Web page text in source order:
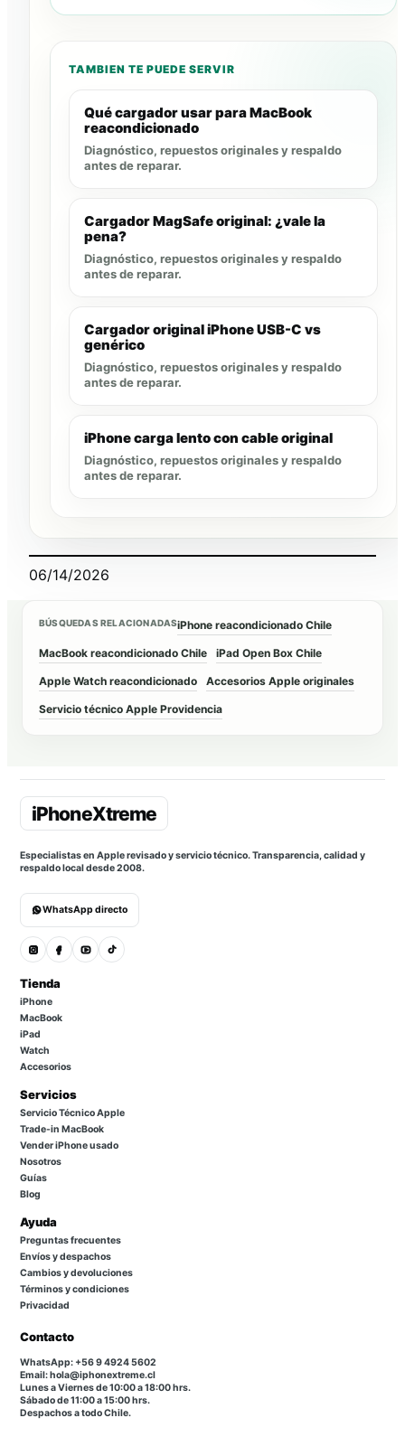
TAMBIEN TE PUEDE SERVIR
Qué cargador usar para MacBook
reacondicionado
Diagnóstico, repuestos originales y respaldo
antes de reparar.
Cargador MagSafe original: ¿vale la
pena?
Diagnóstico, repuestos originales y respaldo
antes de reparar.
Cargador original iPhone USB-C vs
genérico
Diagnóstico, repuestos originales y respaldo
antes de reparar.
iPhone carga lento con cable original
Diagnóstico, repuestos originales y respaldo
antes de reparar.
06/14/2026
BÚSQUEDAS RELACIONADASiPhone reacondicionado Chile
MacBook reacondicionado Chile iPad Open Box Chile
Apple Watch reacondicionado Accesorios Apple originales
Servicio técnico Apple Providencia
Especialistas en Apple revisado y servicio técnico. Transparencia, calidad y
respaldo local desde 2008.
WhatsApp directo
Tienda
iPhone
MacBook
iPad
Watch
Accesorios
Servicios
Servicio Técnico Apple
Trade-in MacBook
Vender iPhone usado
Nosotros
Guías
Blog
Ayuda
Preguntas frecuentes
Envíos y despachos
Cambios y devoluciones
Términos y condiciones
Privacidad
Contacto
WhatsApp: +56 9 4924 5602
Email: hola@iphonextreme.cl
Lunes a Viernes de 10:00 a 18:00 hrs.
Sábado de 11:00 a 15:00 hrs.
Despachos a todo Chile.